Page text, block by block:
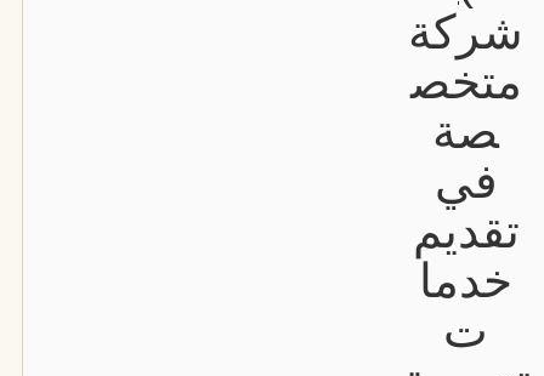
شركة
متخص
صة
في
تقديم
خدما
ت